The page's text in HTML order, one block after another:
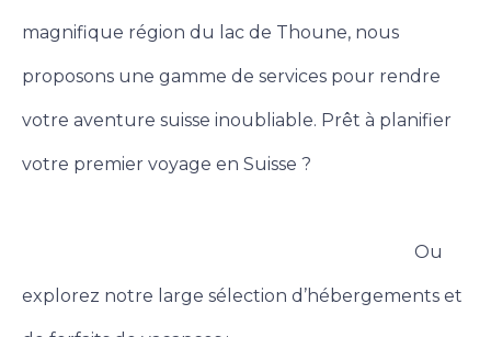
magnifique région du lac de Thoune, nous
proposons une gamme de services pour rendre
votre aventure suisse inoubliable. Prêt à planifier
votre premier voyage en Suisse ?
Ou
explorez notre large sélection d’hébergements et